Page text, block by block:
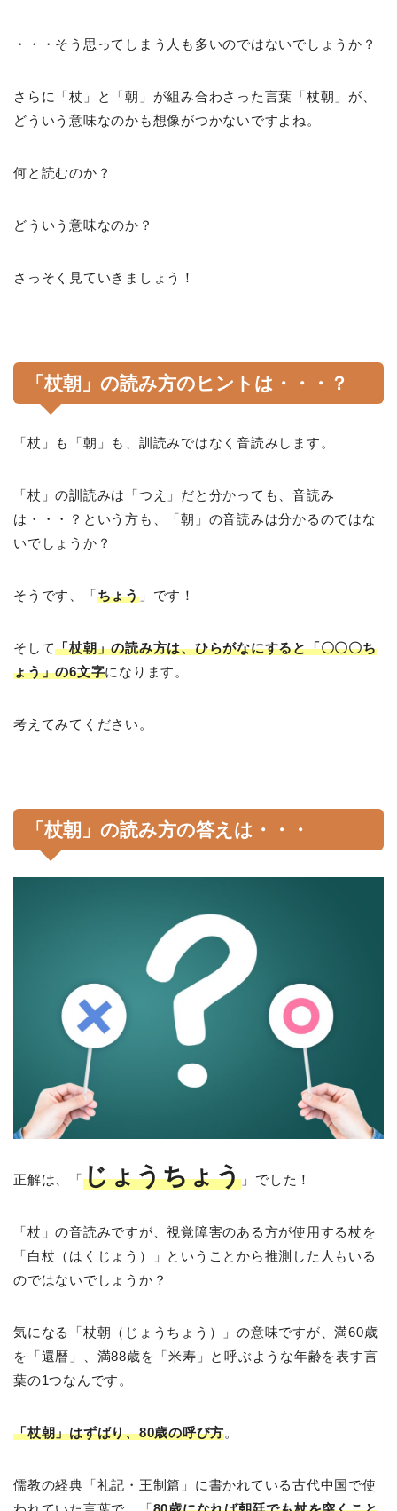
・・・そう思ってしまう人も多いのではないでしょうか？
さらに「杖」と「朝」が組み合わさった言葉「杖朝」が、
どういう意味なのかも想像がつかないですよね。
何と読むのか？
どういう意味なのか？
さっそく見ていきましょう！
「杖朝」の読み方のヒントは・・・？
「杖」も「朝」も、訓読みではなく音読みします。
「杖」の訓読みは「つえ」だと分かっても、音読み
は・・・？という方も、「朝」の音読みは分かるのではな
いでしょうか？
そうです、「ちょう」です！
そして「杖朝」の読み方は、ひらがなにすると「〇〇〇ち
ょう」の6文字になります。
考えてみてください。
「杖朝」の読み方の答えは・・・
正解は、「 じょうちょう 」でした！
「杖」の音読みですが、視覚障害のある方が使用する杖を
「白杖（はくじょう）」ということから推測した人もいる
のではないでしょうか？
気になる「杖朝（じょうちょう）」の意味ですが、満60歳
を「還暦」、満88歳を「米寿」と呼ぶような年齢を表す言
葉の1つなんです。
「杖朝」はずばり、80歳の呼び方。
儒教の経典「礼記・王制篇」に書かれている古代中国で使